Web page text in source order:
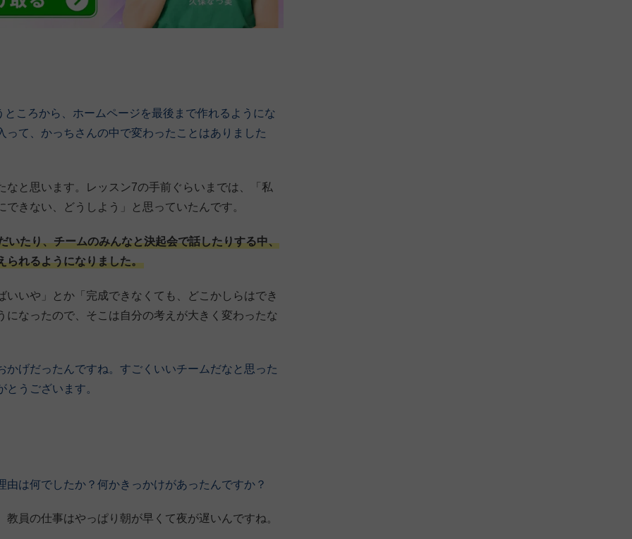
ころから、ホームページを最後まで作れるようにな
て、かっちさんの中で変わったことはありました
と思います。レッスン7の手前ぐらいまでは、「私
きない、どうしよう」と思っていたんです。
いたり、チームのみんなと決起会で話したりする中、
られるようになりました。
いや」とか「完成できなくても、どこかしらはでき
なったので、そこは自分の考えが大きく変わったな
げだったんですね。すごくいいチームだなと思った
うございます。
は何でしたか？何かきっかけがあったんですか？
員の仕事はやっぱり朝が早くて夜が遅いんですね。